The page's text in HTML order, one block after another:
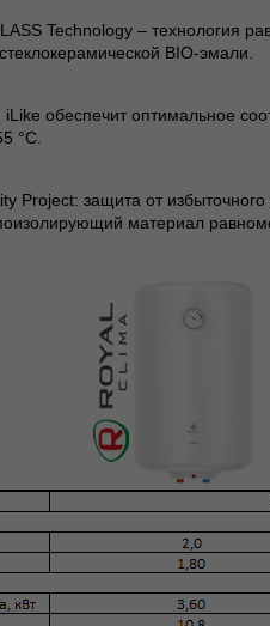
Technology – технология
BIO-эмали.
обеспечит оптимальное
°С.
Project: защита от
материал